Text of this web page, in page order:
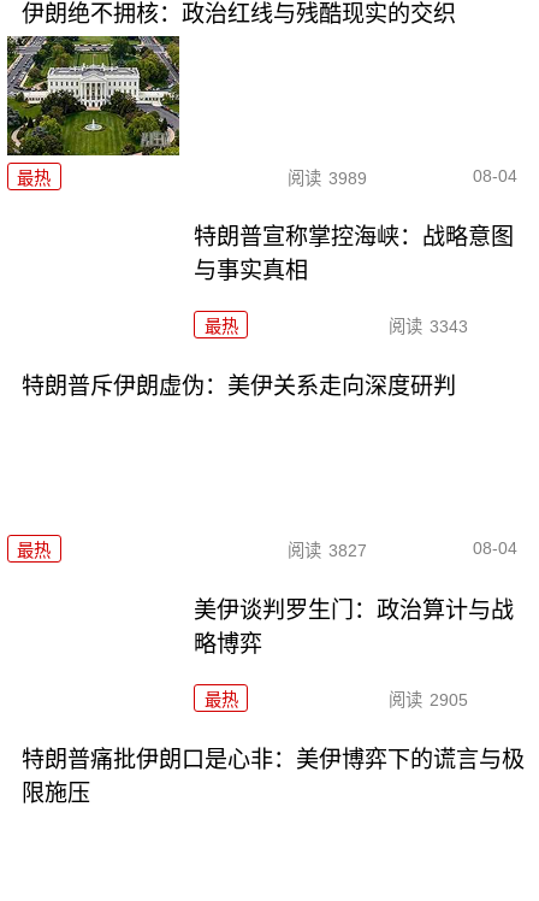
伊朗绝不拥核：政治红线与残酷现实的交织
最热 阅读 3989 08-04
特朗普宣称掌控海峡：战略意图
与事实真相
最热 阅读 3343
特朗普斥伊朗虚伪：美伊关系走向深度研判
最热 阅读 3827 08-04
美伊谈判罗生门：政治算计与战
略博弈
最热 阅读 2905
特朗普痛批伊朗口是心非：美伊博弈下的谎言与极
限施压